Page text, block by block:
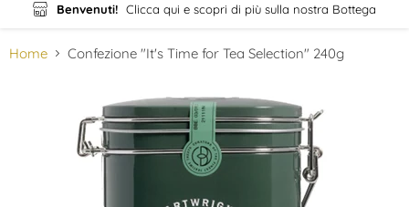
Benvenuti! Clicca qui e scopri di più sulla nostra Bottega
Home Confezione "It's Time for Tea Selection" 240g